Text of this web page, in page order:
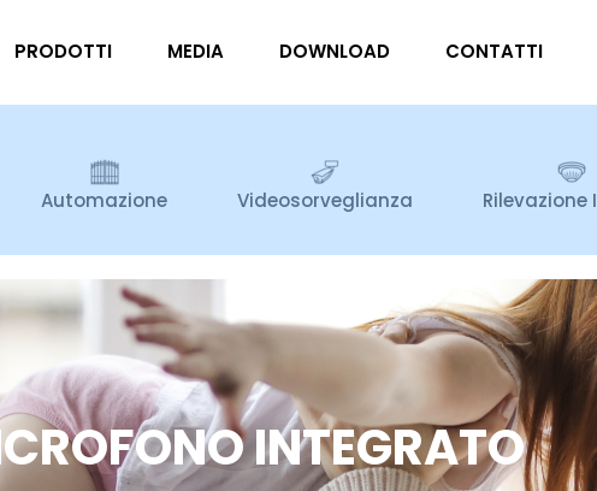
PRODOTTI MEDIA DOWNLOAD CONTATTI
Automazione Videosorveglianza Rilevazione
INTEGRATO